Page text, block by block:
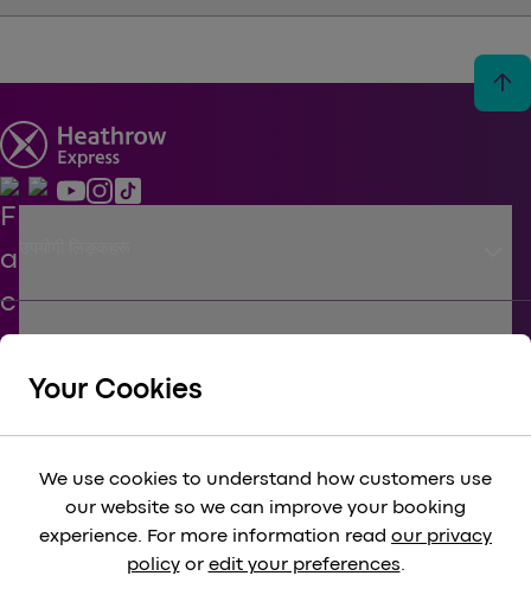
arrow_upward
keyboard_arrow_down
कॉर्पोरेट keyboard_arrow_down
विधि-सम्‍मत keyboard_arrow_down
Your Cookies
We use cookies to understand how customers use
our website so we can improve your booking
experience. For more information read our privacy
policyor edit your preferences.